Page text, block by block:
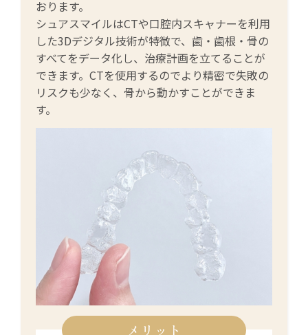
おります。
シュアスマイルはCTや口腔内スキャナーを利用
した3Dデジタル技術が特徴で、歯・歯根・骨の
すべてをデータ化し、治療計画を立てることが
できます。CTを使用するのでより精密で失敗の
リスクも少なく、骨から動かすことができま
す。
メリット